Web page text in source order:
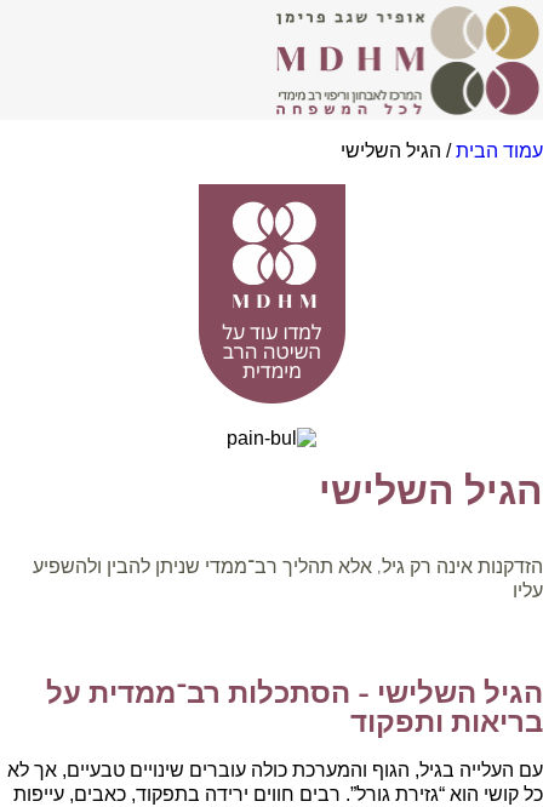
עמוד הבית/ הגיל השלישי
הגיל השלישי
הזדקנות אינה רק גיל, אלא תהליך רב־ממדי שניתן להבין ולהשפיע
עליו
הגיל השלישי - הסתכלות רב־ממדית על
בריאות ותפקוד
עם העלייה בגיל, הגוף והמערכת כולה עוברים שינויים טבעיים, אך לא
כל קושי הוא “גזירת גורל”. רבים חווים ירידה בתפקוד, כאבים, עייפות